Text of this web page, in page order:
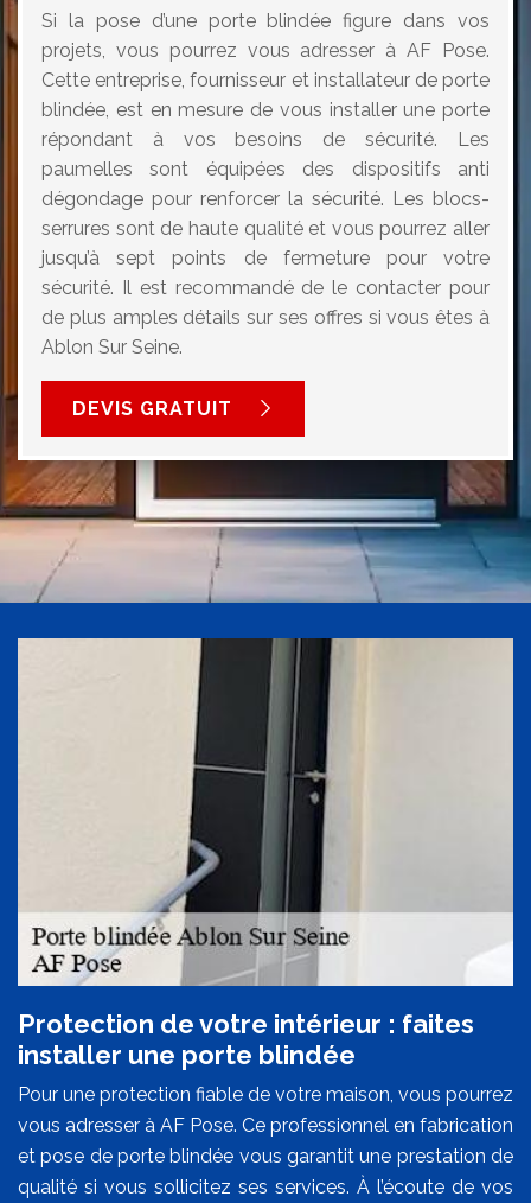
Si la pose d’une porte blindée figure dans vos
projets, vous pourrez vous adresser à AF Pose.
Cette entreprise, fournisseur et installateur de porte
blindée, est en mesure de vous installer une porte
répondant à vos besoins de sécurité. Les
paumelles sont équipées des dispositifs anti
dégondage pour renforcer la sécurité. Les blocs-
serrures sont de haute qualité et vous pourrez aller
jusqu’à sept points de fermeture pour votre
sécurité. Il est recommandé de le contacter pour
de plus amples détails sur ses offres si vous êtes à
Ablon Sur Seine.
DEVIS GRATUIT
Protection de votre intérieur : faites
installer une porte blindée
Pour une protection fiable de votre maison, vous pourrez
vous adresser à AF Pose. Ce professionnel en fabrication
et pose de porte blindée vous garantit une prestation de
qualité si vous sollicitez ses services. À l’écoute de vos